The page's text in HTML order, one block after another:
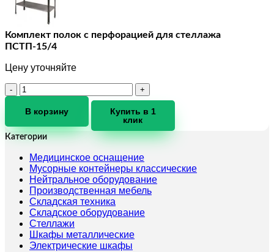
Комплект полок с перфорацией для стеллажа
ПСТП-15/4
Цену уточняйте
Количество
товара
Комплект
с
перфорацией
для
стеллажа
ПСТП-15/4
В корзину
Купить в 1
клик
Категории
Медицинское оснащение
Мусорные контейнеры классические
Нейтральное оборудование
Производственная мебель
Складская техника
Складское оборудование
Стеллажи
Шкафы металлические
Электрические шкафы